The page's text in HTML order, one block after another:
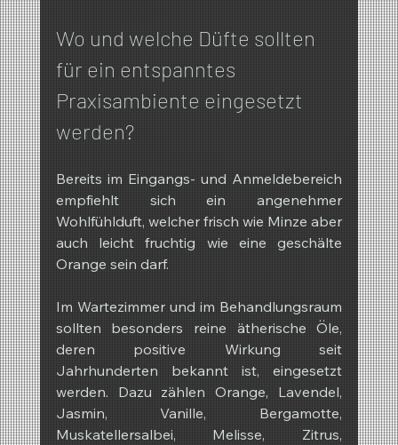
Wo und welche Düfte sollten
für ein entspanntes
Praxisambiente eingesetzt
werden?
Bereits im Eingangs- und Anmeldebereich
empfiehlt sich ein angenehmer
Wohlfühlduft, welcher frisch wie Minze aber
auch leicht fruchtig wie eine geschälte
Orange sein darf.
Im Wartezimmer und im Behandlungsraum
sollten besonders reine ätherische Öle,
deren positive Wirkung seit
Jahrhunderten bekannt ist, eingesetzt
werden. Dazu zählen Orange, Lavendel,
Jasmin, Vanille, Bergamotte,
Muskatellersalbei, Melisse, Zitrus,